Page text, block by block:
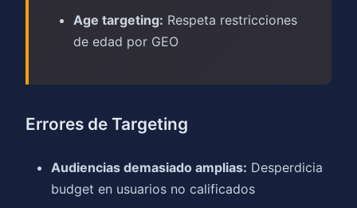
Age targeting: Respeta restricciones
de edad por GEO
Errores de Targeting
Audiencias demasiado amplias: Desperdicia
budget en usuarios no calificados